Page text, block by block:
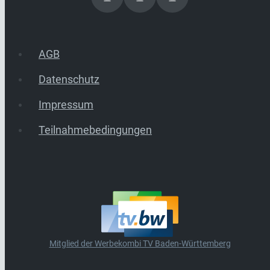
AGB
Datenschutz
Impressum
Teilnahmebedingungen
Mitglied der Werbekombi TV Baden-Württemberg